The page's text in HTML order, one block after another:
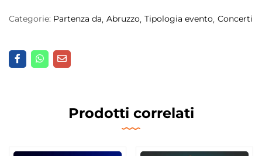
Categorie: Partenza da Abruzzo Tipologia evento Concerti
Prodotti correlati